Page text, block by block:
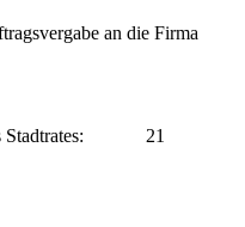
an die Firma
21